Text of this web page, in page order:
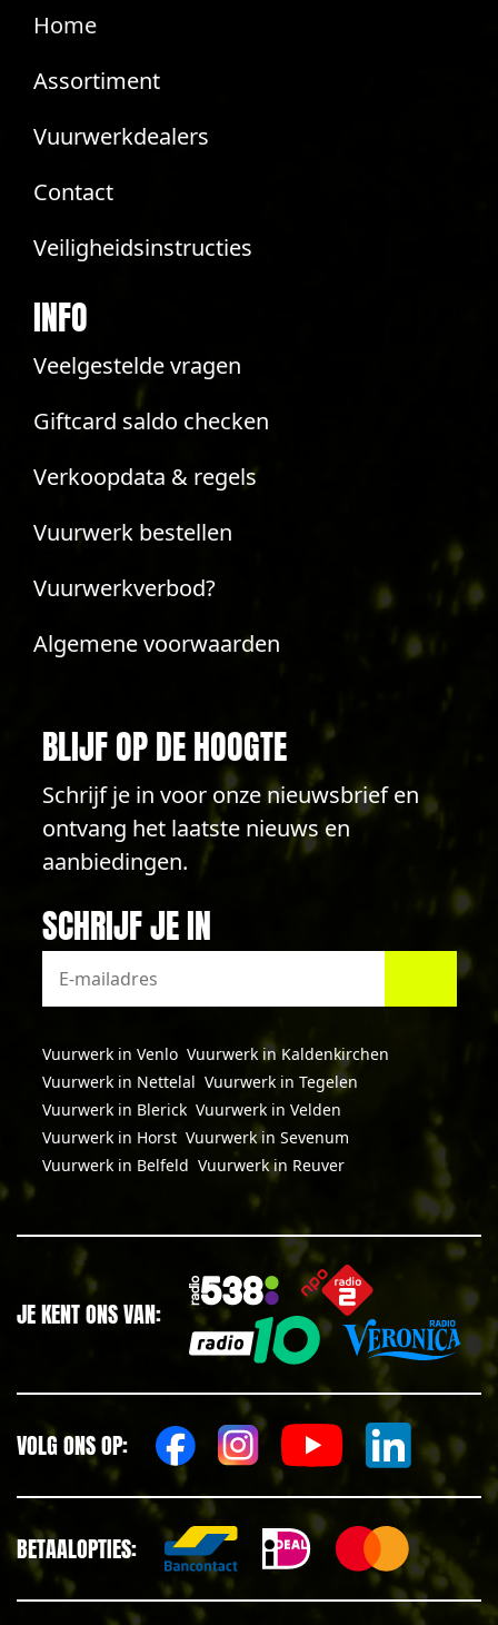
Home
Assortiment
Vuurwerkdealers
Contact
Veiligheidsinstructies
INFO
Veelgestelde vragen
Giftcard saldo checken
Verkoopdata & regels
Vuurwerk bestellen
Vuurwerkverbod?
Algemene voorwaarden
BLIJF OP DE HOOGTE
Schrijf je in voor onze nieuwsbrief en
ontvang het laatste nieuws en
aanbiedingen.
SCHRIJF JE IN
Vuurwerk in Venlo Vuurwerk in Kaldenkirchen
Vuurwerk in Nettelal Vuurwerk in Tegelen
Vuurwerk in Blerick Vuurwerk in Velden
Vuurwerk in Horst Vuurwerk in Sevenum
Vuurwerk in Belfeld Vuurwerk in Reuver
JE KENT ONS VAN:
VOLG ONS OP:
BETAALOPTIES: